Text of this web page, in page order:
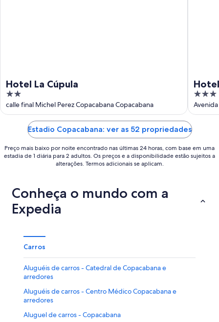
Hotel La Cúpula
2
out
of
calle final Michel Perez Copacabana Copacabana
3
out
of
Estadio Copacabana: ver as 52 propriedades
Preço mais baixo por noite encontrado nas últimas 24 horas, com base em uma
estadia de 1 diária para 2 adultos. Os preços e a disponibilidade estão sujeitos a
alterações. Termos adicionais se aplicam.
Conheça o mundo com a
Expedia
Carros
Aluguéis de carros - Catedral de Copacabana e
arredores
Aluguéis de carros - Centro Médico Copacabana e
arredores
Aluguel de carros - Copacabana